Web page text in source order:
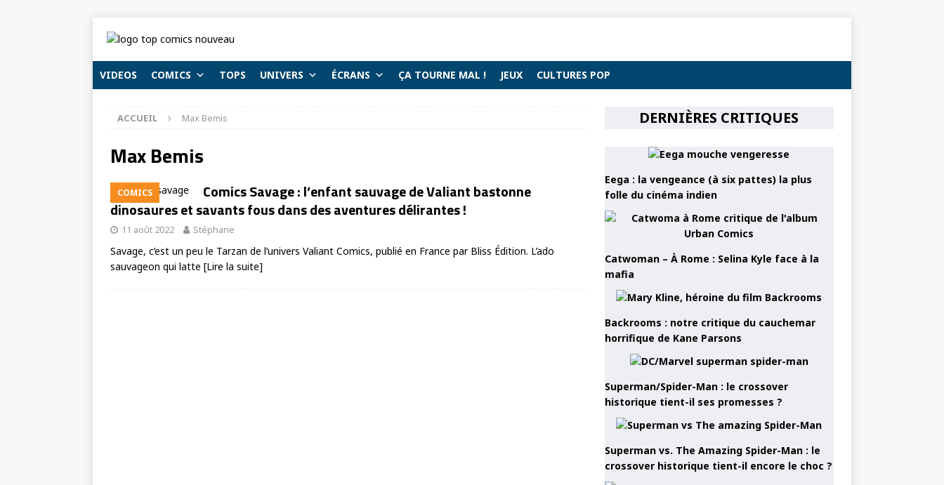
VIDEOS COMICS TOPS UNIVERS ÉCRANS ÇA TOURNE MAL ! JEUX CULTURES POP
ACCUEIL Max Bemis
Max Bemis
COMICS
Comics Savage : l’enfant sauvage de Valiant bastonne
dinosaures et savants fous dans des aventures délirantes !
11 août 2022 Stéphane
Savage, c’est un peu le Tarzan de l’univers Valiant Comics, publié en France par Bliss Édition. L’ado
sauvageon qui latte [Lire la suite]
DERNIÈRES CRITIQUES
Eega : la vengeance (à six pattes) la plus
folle du cinéma indien
Catwoman – À Rome : Selina Kyle face à la
mafia
Backrooms : notre critique du cauchemar
horrifique de Kane Parsons
Superman/Spider-Man : le crossover
historique tient-il ses promesses ?
Superman vs. The Amazing Spider-Man : le
crossover historique tient-il encore le choc ?